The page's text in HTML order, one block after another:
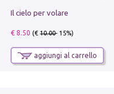
Il cielo per volare
€ 8.50 (€10.00- 15%)
aggiungi al carrello